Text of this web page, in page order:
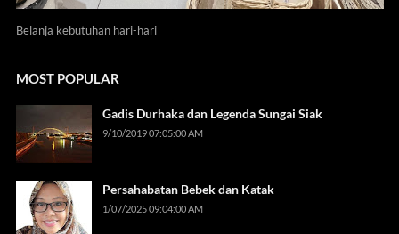
Belanja kebutuhan hari-hari
MOST POPULAR
Gadis Durhaka dan Legenda Sungai Siak
9/10/2019 07:05:00 AM
Persahabatan Bebek dan Katak
1/07/2025 09:04:00 AM